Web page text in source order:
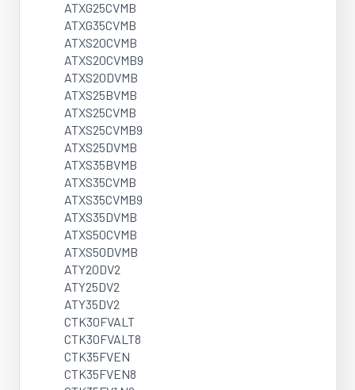
ATXG25CVMB
ATXG35CVMB
ATXS20CVMB
ATXS20CVMB9
ATXS20DVMB
ATXS25BVMB
ATXS25CVMB
ATXS25CVMB9
ATXS25DVMB
ATXS35BVMB
ATXS35CVMB
ATXS35CVMB9
ATXS35DVMB
ATXS50CVMB
ATXS50DVMB
ATY20DV2
ATY25DV2
ATY35DV2
CTK30FVALT
CTK30FVALT8
CTK35FVEN
CTK35FVEN8